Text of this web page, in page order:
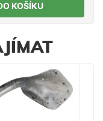
KOŠÍKU